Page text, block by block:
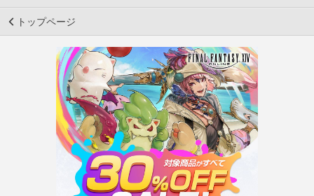
トップページ